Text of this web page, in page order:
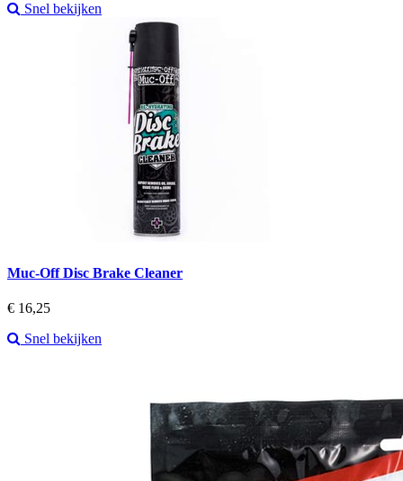
Snel bekijken
Muc-Off Disc Brake Cleaner
Prijs
€ 16,25
Snel bekijken